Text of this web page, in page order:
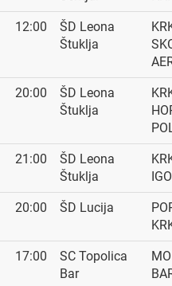
12:00
ŠD Leona
Štuklja
20:00
ŠD Leona
Štuklja
21:00
ŠD Leona
Štuklja
20:00 ŠD Lucija
17:00
SC Topolica
Bar